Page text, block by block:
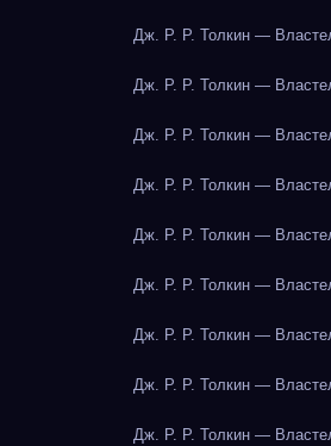
Дж. Р. Р. Толкин —
Дж. Р. Р. Толкин —
Дж. Р. Р. Толкин —
Дж. Р. Р. Толкин —
Дж. Р. Р. Толкин —
Дж. Р. Р. Толкин —
Дж. Р. Р. Толкин —
Дж. Р. Р. Толкин —
Дж. Р. Р. Толкин —